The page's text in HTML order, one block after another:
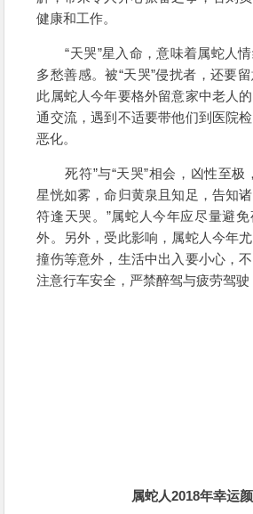
健康和工作。
“天哭”星入命，意味着属蛇人
多愁善感。被“天哭”侵扰者，还要
此属蛇人今年要格外留意家中老人
通交流，遇到不适要带他们到医院
恶化。
死符”与“天哭”相会，凶性至极
星恍如雾，命归黄泉且知足，告知
符逢天哭。”属蛇人今年应尽量避
外。另外，受此影响，属蛇人今年尤
撞伤等意外，生活中出入要小心，
注意行车安全，严禁醉驾与疲劳驾驶
属蛇人2018年幸运